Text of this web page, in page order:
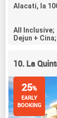
Alacati, la
All Inclusive;
Dejun +
10. La
25%
EARLY
BOOKING